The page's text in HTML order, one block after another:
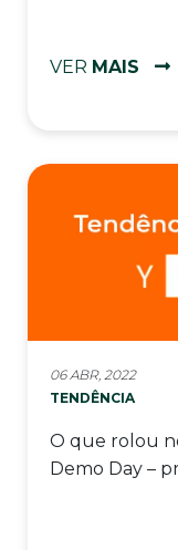
VER MAIS
06 ABR, 2022
TENDÊNCIA
O que rolou
Demo Day –